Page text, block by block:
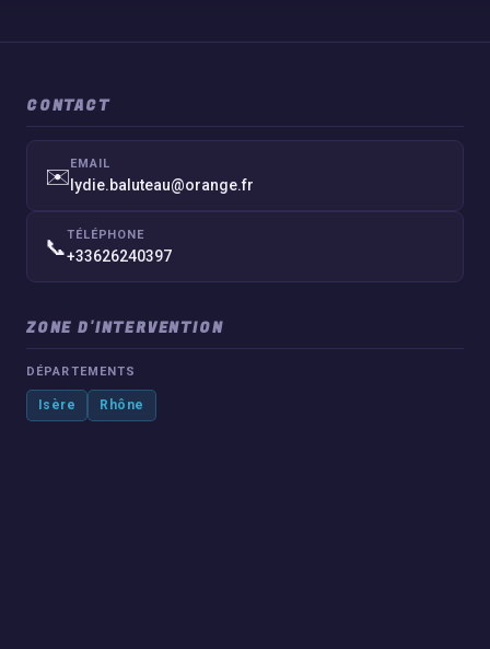
CONTACT
✉️EMAIL
lydie.baluteau@orange.fr
📞TÉLÉPHONE
+33626240397
ZONE D'INTERVENTION
DÉPARTEMENTS
Isère Rhône